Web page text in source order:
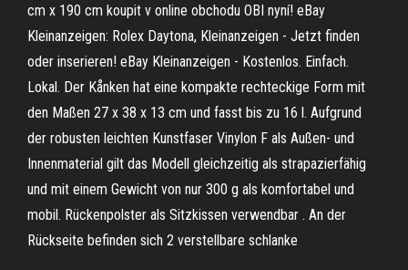
cm x 190 cm koupit v online obchodu OBI nyní! eBay
Kleinanzeigen: Rolex Daytona, Kleinanzeigen - Jetzt finden
oder inserieren! eBay Kleinanzeigen - Kostenlos. Einfach.
Lokal. Der Kånken hat eine kompakte rechteckige Form mit
den Maßen 27 x 38 x 13 cm und fasst bis zu 16 l. Aufgrund
der robusten leichten Kunstfaser Vinylon F als Außen- und
Innenmaterial gilt das Modell gleichzeitig als strapazierfähig
und mit einem Gewicht von nur 300 g als komfortabel und
mobil. Rückenpolster als Sitzkissen verwendbar . An der
Rückseite befinden sich 2 verstellbare schlanke